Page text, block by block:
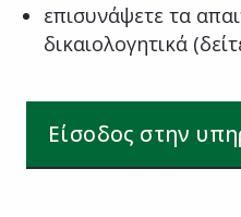
επισυνάψετε τα
δικαιολογητικά
Είσοδος στην